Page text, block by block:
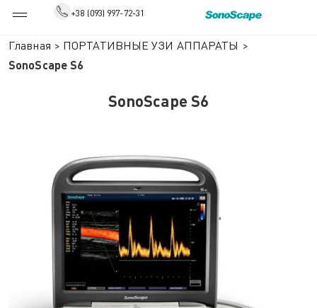
+38 (093) 997-72-31
Главная > ПОРТАТИВНЫЕ УЗИ АППАРАТЫ >
SonoScape S6
SonoScape S6